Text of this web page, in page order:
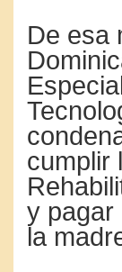
De esa
cumplir
y pagar
la